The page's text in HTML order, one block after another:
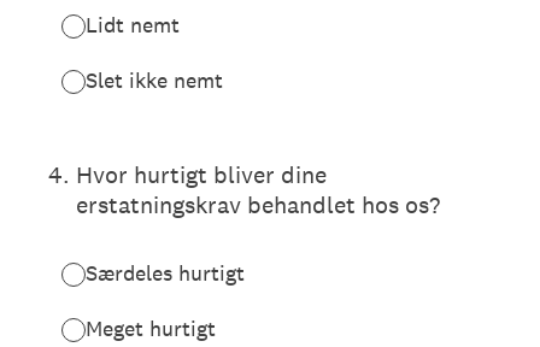
Lidt nemt
Slet ikke nemt
4. Hvor hurtigt bliver dine
erstatningskrav behandlet hos os?
Særdeles hurtigt
Meget hurtigt